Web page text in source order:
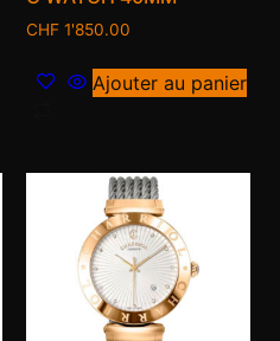
CHF 1'850.00
Ajouter au panier